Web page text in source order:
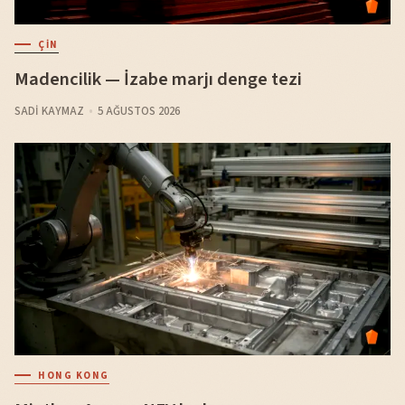
ÇIN
Madencilik — İzabe marjı denge tezi
SADI KAYMAZ 5 AĞUSTOS 2026
HONG KONG